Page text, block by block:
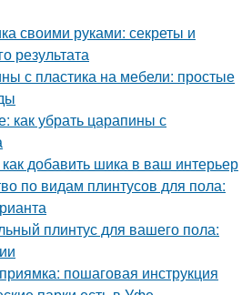
своими руками: секреты и
результата
с пластика на мебели: простые
как убрать царапины с
добавить шика в ваш интерьер
по видам плинтусов для пола:
плинтус для вашего пола:
пошаговая инструкция